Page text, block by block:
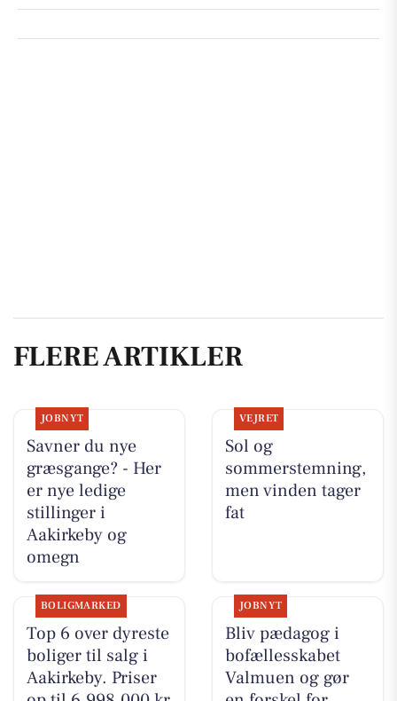
FLERE ARTIKLER
JOBNYT
Savner du nye
græsgange? - Her
er nye ledige
stillinger i
Aakirkeby og
omegn
VEJRET
Sol og
sommerstemning,
men vinden tager
fat
BOLIGMARKED
Top 6 over dyreste
boliger til salg i
Aakirkeby. Priser
JOBNYT
Bliv pædagog i
bofællesskabet
Valmuen og gør